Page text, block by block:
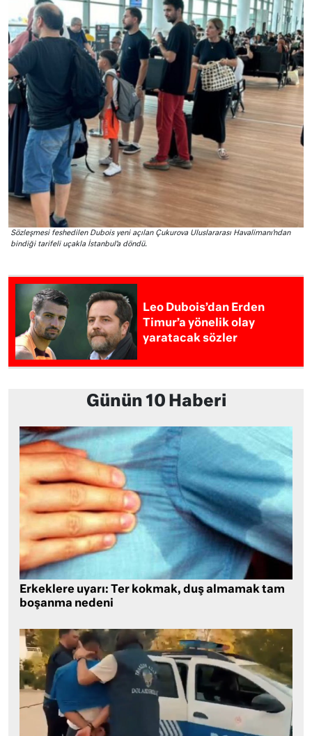
Sözleşmesi feshedilen Dubois yeni açılan Çukurova Uluslararası Havalimanı’ndan
bindiği tarifeli uçakla İstanbul’a döndü.
Leo Dubois’dan Erden
Timur’a yönelik olay
yaratacak sözler
Günün 10 Haberi
Erkeklere uyarı: Ter kokmak, duş almamak tam
boşanma nedeni